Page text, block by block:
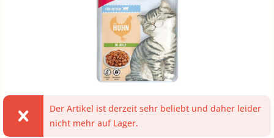
Der Artikel ist derzeit sehr beliebt und daher leider
nicht mehr auf Lager.